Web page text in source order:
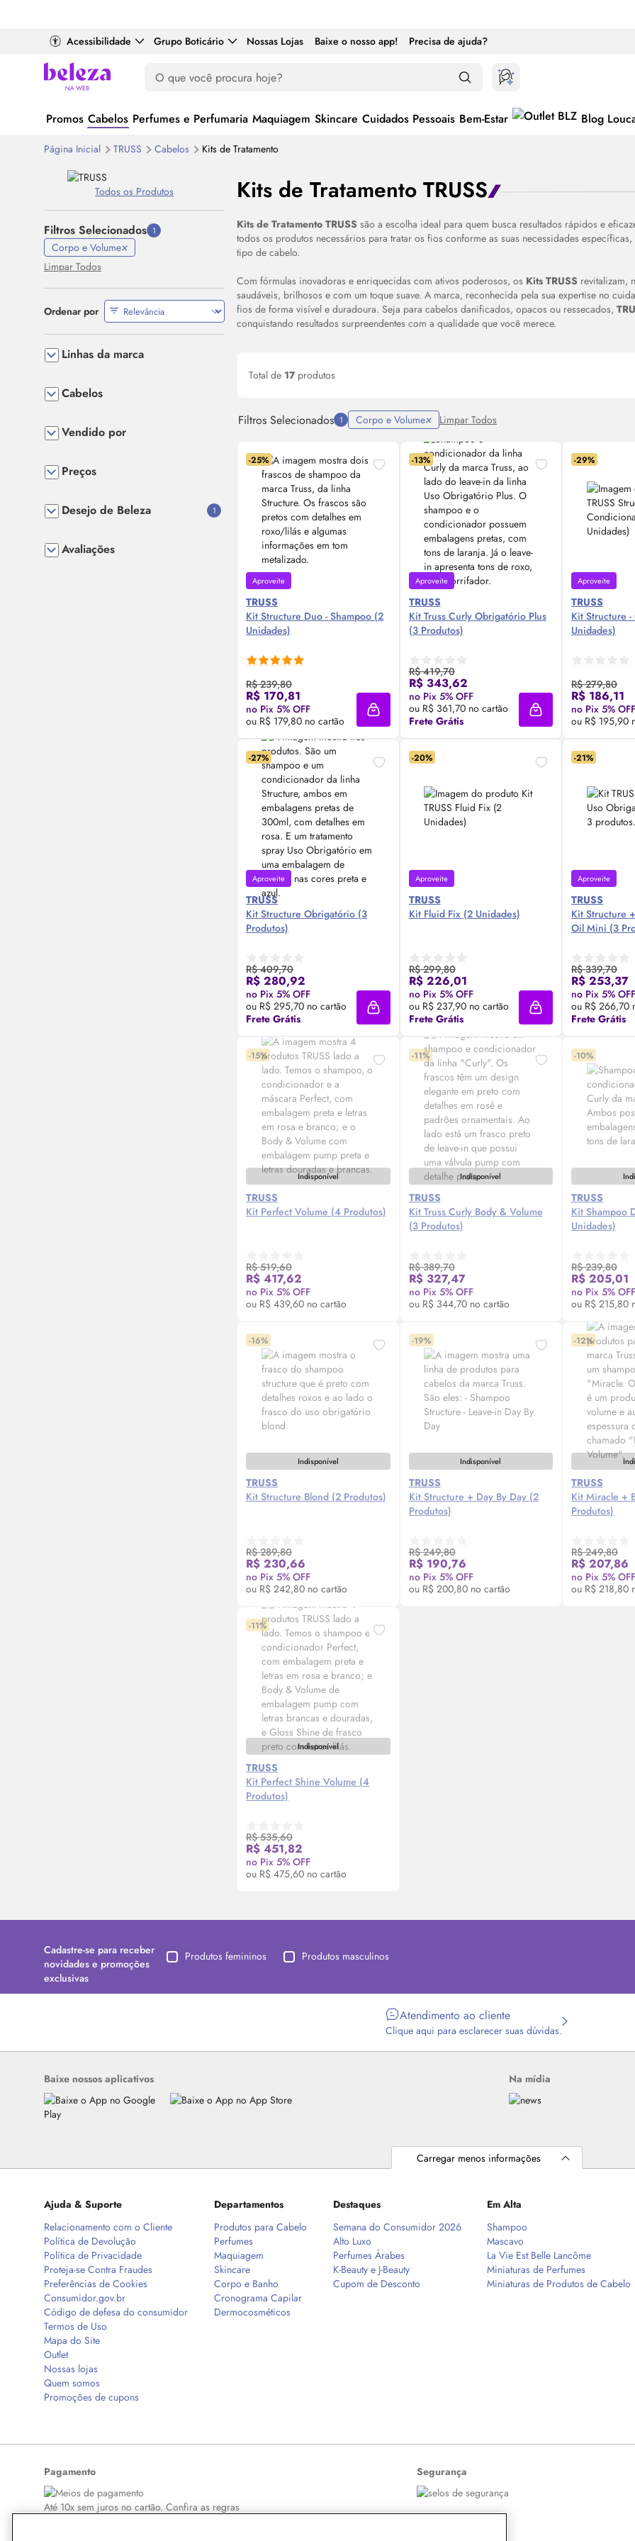
Acessibilidade Grupo Boticário Nossas Lojas Baixe o nosso app! Precisa de ajuda?
Promos Cabelos Perfumes e Perfumaria Maquiagem Skincare Cuidados Pessoais Bem-Estar Blog
Página Inicial TRUSS Cabelos Kits de Tratamento
Kits de Tratamento TRUSS
Kits de Tratamento TRUSS são a escolha ideal para quem busca resultados rápidos e
todos os produtos necessários para tratar os fios conforme as suas necessidades
tipo de cabelo.
Com fórmulas inovadoras e enriquecidas com ativos poderosos, os Kits TRUSS revitalizam,
saudáveis, brilhosos e com um toque suave. A marca, reconhecida pela sua expertise no
fios de forma visível e duradoura. Seja para cabelos danificados, opacos ou ressecados,
conquistando resultados surpreendentes com a qualidade que você merece.
Total de 17produtos
Filtros Selecionados 1 Corpo e Volume Limpar Todos
-25%
Aproveite
TRUSS
Kit Structure Duo - Shampoo (2
Unidades)
R$ 239,80
R$ 170,81
no Pix 5% OFF
ou R$ 179,80 no cartão
Compre Agora ❯
Adicionar à sacola
-13%
Aproveite
TRUSS
Kit Truss Curly Obrigatório Plus
(3 Produtos)
R$ 419,70
R$ 343,62
no Pix 5% OFF
ou R$ 361,70 no cartão
Frete Grátis
Compre Agora ❯
Adicionar à sacola
-29%
Aproveite
TRUSS
Kit Structure
Unidades)
R$ 279,80
R$ 186,11
no Pix 5%
ou R$ 195,90
-27%
Aproveite
TRUSS
Kit Structure Obrigatório (3
Produtos)
R$ 409,70
R$ 280,92
no Pix 5% OFF
ou R$ 295,70 no cartão
Frete Grátis
Compre Agora ❯
Adicionar à sacola
-20%
Aproveite
TRUSS
Kit Fluid Fix (2 Unidades)
R$ 299,80
R$ 226,01
no Pix 5% OFF
ou R$ 237,90 no cartão
Frete Grátis
Compre Agora ❯
Adicionar à sacola
-21%
Aproveite
TRUSS
Kit Structure
Oil Mini (3
R$ 339,70
R$ 253,37
no Pix 5%
ou R$ 266,70
Frete Grátis
-15%
Indisponível
TRUSS
Kit Perfect Volume (4 Produtos)
R$ 519,60
R$ 417,62
no Pix 5% OFF
ou R$ 439,60 no cartão
Avise-me
-11%
Indisponível
TRUSS
Kit Truss Curly Body& Volume
(3 Produtos)
R$ 389,70
R$ 327,47
no Pix 5% OFF
ou R$ 344,70 no cartão
Avise-me
-10%
TRUSS
Kit Shampoo
Unidades)
R$ 239,80
R$ 205,01
no Pix 5%
ou R$ 215,80
-16%
Indisponível
TRUSS
Kit Structure Blond (2 Produtos)
R$ 289,80
R$ 230,66
no Pix 5% OFF
ou R$ 242,80 no cartão
Avise-me
-19%
Indisponível
TRUSS
Kit Structure + Day By Day (2
Produtos)
R$ 249,80
R$ 190,76
no Pix 5% OFF
ou R$ 200,80 no cartão
Avise-me
-12%
TRUSS
Kit Miracle +
Produtos)
R$ 249,80
R$ 207,86
no Pix 5%
ou R$ 218,80
-11%
Indisponível
TRUSS
Kit Perfect Shine Volume (4
Produtos)
R$ 535,60
R$ 451,82
no Pix 5% OFF
ou R$ 475,60 no cartão
Avise-me
Todos os Produtos
Filtros Selecionados 1
Corpo e Volume
Limpar Todos
Ordenar por
Linhas da marca
Cabelos
Vendido por
Preços
Desejo de Beleza 1
Avaliações
Cadastre-se para receber
novidades e promoções
exclusivas
Produtos femininos Produtos masculinos
Atendimento ao cliente
Clique aqui para esclarecer suas dúvidas.
Baixe nossos aplicativos Na mídia
Carregar menos informações
Ajuda & Suporte
Relacionamento com o Cliente
Política de Devolução
Política de Privacidade
Proteja-se Contra Fraudes
Preferências de Cookies
Consumidor.gov.br
Código de defesa do consumidor
Termos de Uso
Mapa do Site
Outlet
Nossas lojas
Quem somos
Promoções de cupons
Departamentos
Produtos para Cabelo
Perfumes
Maquiagem
Skincare
Corpo e Banho
Cronograma Capilar
Dermocosméticos
Destaques
Semana do Consumidor 2026
Alto Luxo
Perfumes Árabes
K-Beauty e J-Beauty
Cupom de Desconto
Em Alta
Shampoo
Mascavo
La Vie Est Belle Lancôme
Miniaturas de Perfumes
Miniaturas de Produtos de Cabelo
Pagamento
Até 10x sem juros no cartão. Confira as regras
Segurança